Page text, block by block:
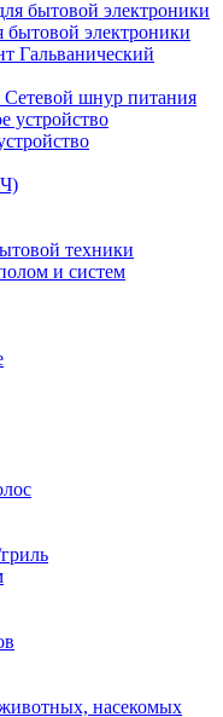
бытовой электроники
Гальванический
Сетевой шнур питания
техники
и систем